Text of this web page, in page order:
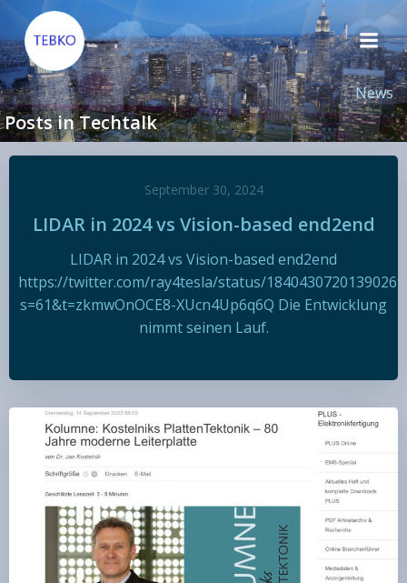
Inhalt
springen
News
Posts in Techtalk
September 30, 2024
LIDAR in 2024 vs Vision-based end2end
LIDAR in 2024 vs Vision-based end2end
https://twitter.com/ray4tesla/status/
s=61&t=zkmwOnOCE8-XUcn4Up6q6Q Die Entwicklung
nimmt seinen Lauf.